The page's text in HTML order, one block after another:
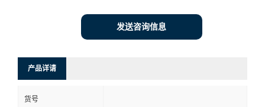
发送咨询信息
产品详请
货号